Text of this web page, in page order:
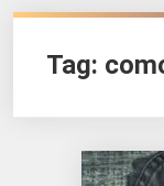
Tag: